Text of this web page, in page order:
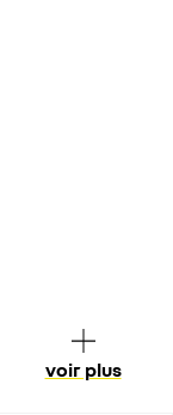
voir plus